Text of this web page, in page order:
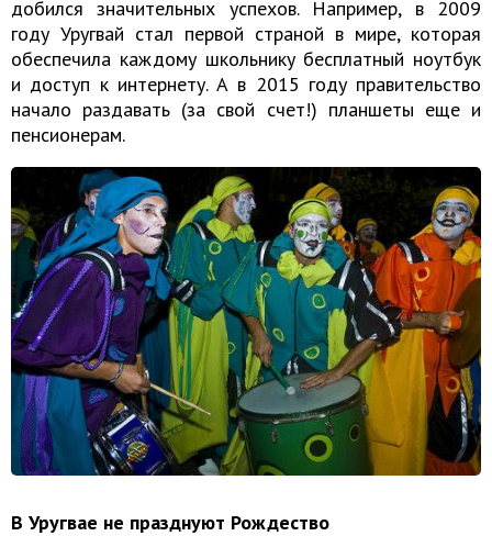
добился значительных успехов. Например, в 2009
году Уругвай стал первой страной в мире, которая
обеспечила каждому школьнику бесплатный ноутбук
и доступ к интернету. А в 2015 году правительство
начало раздавать (за свой счет!) планшеты еще и
пенсионерам.
В Уругвае не празднуют Рождество